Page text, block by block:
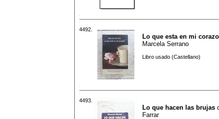
4492.
Lo que esta en mi
Marcela Serrano
Libro usado (Castellano)
4493.
Lo que hacen las brujas
Farrar